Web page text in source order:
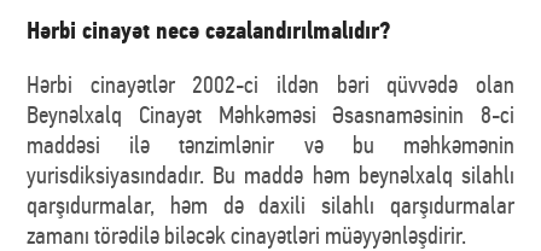
Hərbi cinayət necə cəzalandırılmalıdır?
Hərbi cinayətlər 2002-ci ildən bəri qüvvədə olan
Beynəlxalq Cinayət Məhkəməsi Əsasnaməsinin 8-ci
maddəsi ilə tənzimlənir və bu məhkəmənin
yurisdiksiyasındadır. Bu maddə həm beynəlxalq silahlı
qarşıdurmalar, həm də daxili silahlı qarşıdurmalar
zamanı törədilə biləcək cinayətləri müəyyənləşdirir.